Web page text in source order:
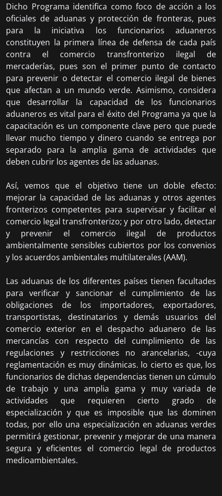
Dicho Programa identifica como foco de acción a los
oficiales de aduanas y protección de fronteras, pues
para la iniciativa los funcionarios aduaneros
constituyen la primera línea de defensa de cada país
contra el comercio transfronterizo ilegal de
mercaderías, pues son el primer punto de contacto
para prevenir o detectar el comercio ilegal de bienes
que afectan a un mundo verde. Asimismo, considera
que desarrollar la capacidad de los funcionarios
aduaneros es vital para el éxito del Programa ya que la
capacitación es un componente clave pero que puede
llevar mucho tiempo y dinero cuando se entrega por
separado para la amplia gama de actividades que
deben cubrir los agentes de las aduanas.
Así, vemos que el objetivo tiene un doble efecto:
mejorar la capacidad de las aduanas y otros agentes
fronterizos competentes para supervisar y facilitar el
comercio legal transfronterizo; y por otro lado, detectar
y prevenir el comercio ilegal de productos
ambientalmente sensibles cubiertos por los convenios
y los acuerdos ambientales multilaterales (AAM).
Las aduanas de los diferentes países tienen facultades
para verificar y sancionar el cumplimiento de las
obligaciones de los importadores, exportadores,
transportistas, destinatarios y demás usuarios del
comercio exterior en el despacho aduanero de las
mercancías con respecto del cumplimiento de las
regulaciones y restricciones no arancelarias, -cuya
reglamentación es muy dinámicas. lo cierto es que, los
funcionarios de dichas dependencias tienen un cúmulo
de trabajo y una amplia gama y muy variada de
actividades que requieren cierto grado de
especialización y que es imposible que las dominen
todas, por ello una especialización en aduanas verdes
permitirá gestionar, prevenir y mejorar de una manera
segura y eficientes el comercio legal de productos
medioambientales.